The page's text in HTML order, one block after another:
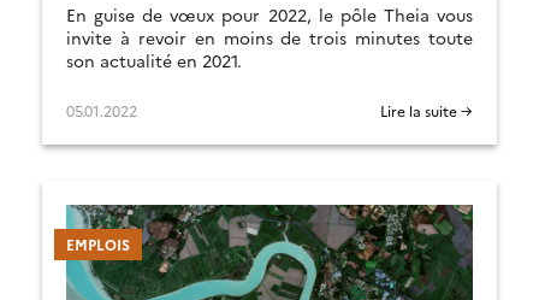
En guise de vœux pour 2022, le pôle Theia vous
invite à revoir en moins de trois minutes toute
son actualité en 2021.
05.01.2022 Lire la suite →
EMPLOIS